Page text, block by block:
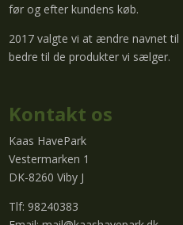
før og efter kundens køb.
2017 valgte vi at ændre navnet til
bedre til de produkter vi sælger.
Kontakt os
Kaas HavePark
Vestermarken 1
DK-8260 Viby J
Tlf: 98240383